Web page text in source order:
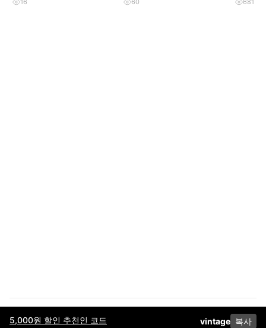
5,000원 할인 추천인 코드 vintage 복사
16 60 681